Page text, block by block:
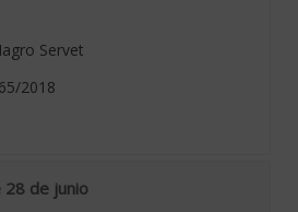
Servet
2018
28 de junio